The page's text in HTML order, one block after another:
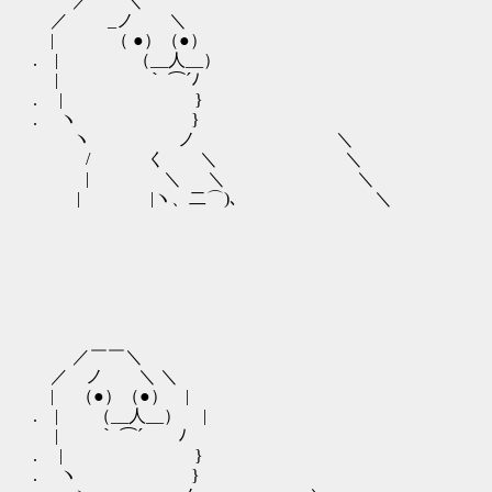
／ _ノ ＼
| （ ●）（●）
. | （__人__）
| ｀ ⌒´ﾉ
. | }
. ヽ }
ヽ ノ ＼
/ く ＼ ＼
| ＼ ＼ ＼
| |ヽ、二⌒)､ ＼
／￣￣＼
／ ノ ＼ ＼
| （●）（●） |
. | （__人__） |
| ｀ ⌒´ ﾉ
. | } 彼女が欲し
. ヽ }